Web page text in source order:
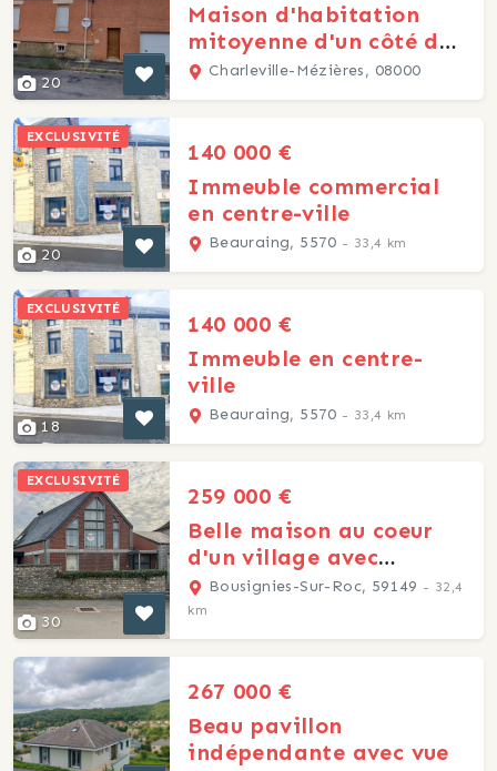
20
Maison d'habitation
mitoyenne d'un côté de
108 m²
Charleville-Mézières, 08000
20
EXCLUSIVITÉ
140 000 €
Immeuble commercial
en centre-ville
Beauraing, 5570 - 33,4 km
18
EXCLUSIVITÉ
140 000 €
Immeuble en centre-
ville
Beauraing, 5570 - 33,4 km
30
EXCLUSIVITÉ
259 000 €
Belle maison au coeur
d'un village avec
garages
Bousignies-Sur-Roc, 59149 - 32,4
km
267 000 €
Beau pavillon
indépendante avec vue